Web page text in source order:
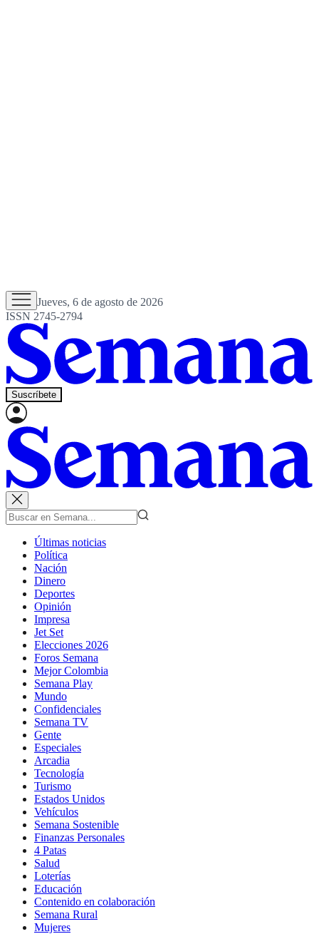
Jueves, 6 de agosto de 2026
ISSN 2745-2794
Suscríbete
Últimas noticias
Política
Nación
Dinero
Deportes
Opinión
Impresa
Jet Set
Elecciones 2026
Foros Semana
Mejor Colombia
Semana Play
Mundo
Confidenciales
Semana TV
Gente
Especiales
Arcadia
Tecnología
Turismo
Estados Unidos
Vehículos
Semana Sostenible
Finanzas Personales
4 Patas
Salud
Loterías
Educación
Contenido en colaboración
Semana Rural
Mujeres